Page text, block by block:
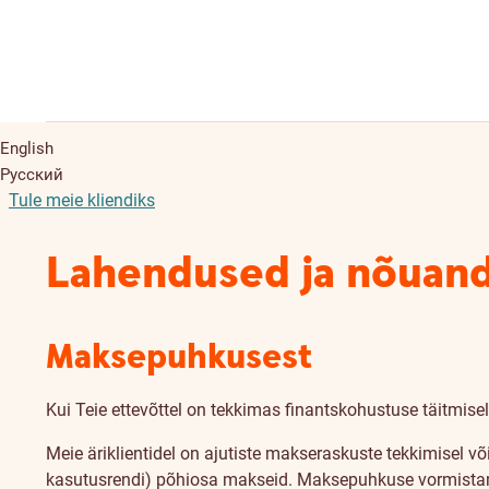
English
Русский
Tule meie kliendiks
Lahendused ja
Maksepuhkusest
Kui Teie ettevõttel on tekkimas finantskohustuse
Meie äriklientidel on ajutiste makseraskuste tekkimisel
kasutusrendi) põhiosa makseid. Maksepuhkuse